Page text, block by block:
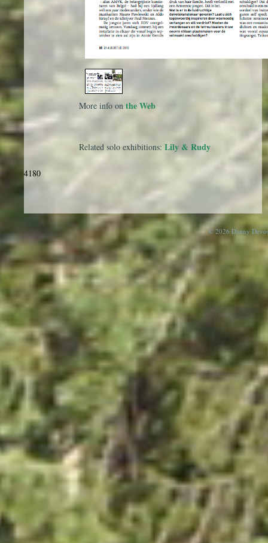
More info on the Web
Related solo exhibitions: Lily & Rudy
4180
© 2026 Danny